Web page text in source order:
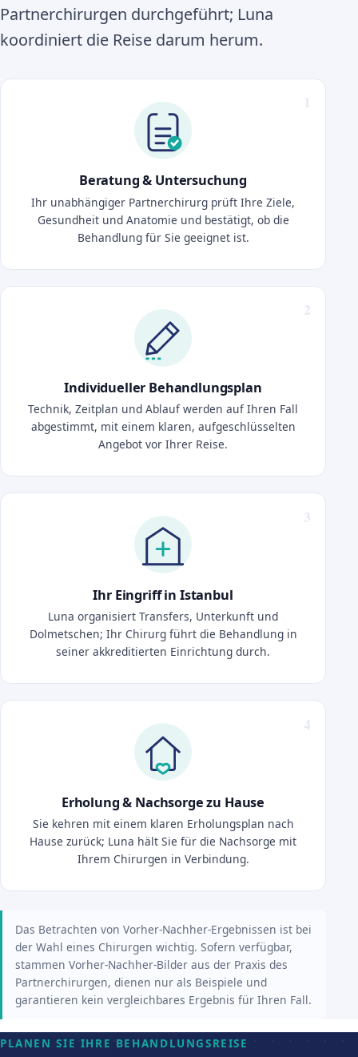
Partnerchirurgen durchgeführt; Luna
koordiniert die Reise darum herum.
Beratung & Untersuchung
Ihr unabhängiger Partnerchirurg prüft Ihre Ziele,
Gesundheit und Anatomie und bestätigt, ob die
Behandlung für Sie geeignet ist.
Individueller Behandlungsplan
Technik, Zeitplan und Ablauf werden auf Ihren Fall
abgestimmt, mit einem klaren, aufgeschlüsselten
Angebot vor Ihrer Reise.
Ihr Eingriff in Istanbul
Luna organisiert Transfers, Unterkunft und
Dolmetschen; Ihr Chirurg führt die Behandlung in
seiner akkreditierten Einrichtung durch.
Erholung & Nachsorge zu Hause
Sie kehren mit einem klaren Erholungsplan nach
Hause zurück; Luna hält Sie für die Nachsorge mit
Ihrem Chirurgen in Verbindung.
Das Betrachten von Vorher-Nachher-Ergebnissen ist bei
der Wahl eines Chirurgen wichtig. Sofern verfügbar,
stammen Vorher-Nachher-Bilder aus der Praxis des
Partnerchirurgen, dienen nur als Beispiele und
garantieren kein vergleichbares Ergebnis für Ihren Fall.
PLANEN SIE IHRE BEHANDLUNGSREISE